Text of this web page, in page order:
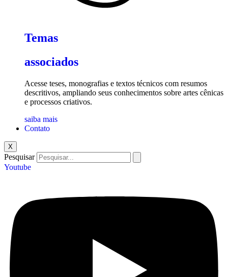
Temas
associados
Acesse teses, monografias e textos técnicos com resumos
descritivos, ampliando seus conhecimentos sobre artes cênicas
e processos criativos.
saiba mais
Contato
X
Pesquisar
Youtube